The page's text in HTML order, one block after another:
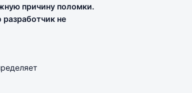
причину поломки.
не